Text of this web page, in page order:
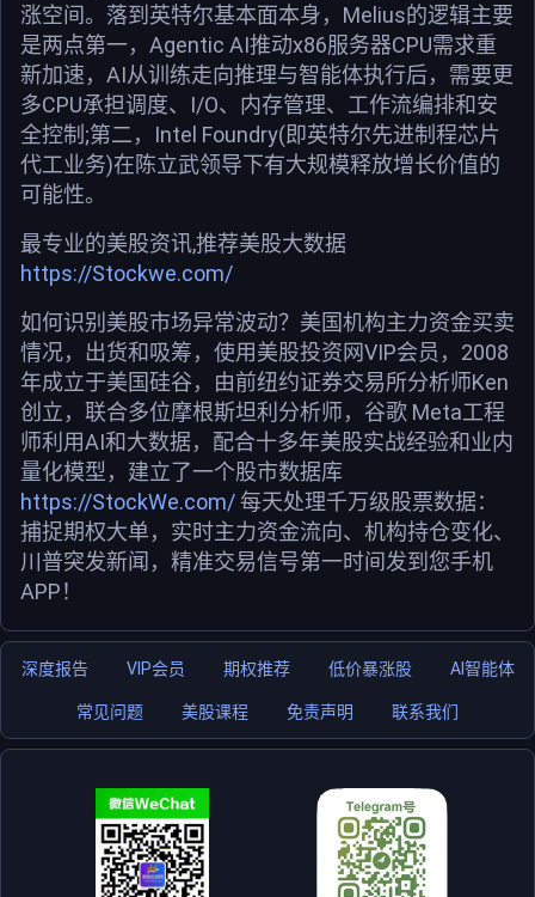
涨空间。落到英特尔基本面本身，Melius的逻辑主要
是两点第一，Agentic AI推动x86服务器CPU需求重
新加速，AI从训练走向推理与智能体执行后，需要更
多CPU承担调度、I/O、内存管理、工作流编排和安
全控制;第二，Intel Foundry(即英特尔先进制程芯片
代工业务)在陈立武领导下有大规模释放增长价值的
可能性。
最专业的美股资讯,推荐美股大数据
https://Stockwe.com/
如何识别美股市场异常波动？美国机构主力资金买卖
情况，出货和吸筹，使用美股投资网VIP会员，2008
年成立于美国硅谷，由前纽约证券交易所分析师Ken
创立，联合多位摩根斯坦利分析师，谷歌 Meta工程
师利用AI和大数据，配合十多年美股实战经验和业内
量化模型，建立了一个股市数据库
https://StockWe.com/每天处理千万级股票数据：
捕捉期权大单，实时主力资金流向、机构持仓变化、
川普突发新闻，精准交易信号第一时间发到您手机
APP！
深度报告 VIP会员 期权推荐 低价暴涨股 AI智能体
常见问题 美股课程 免责声明 联系我们